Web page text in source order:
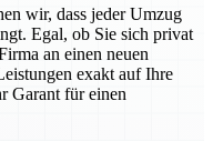
wir, dass jeder Umzug
Egal, ob Sie sich privat
an einen neuen
exakt auf Ihre
Garant für einen